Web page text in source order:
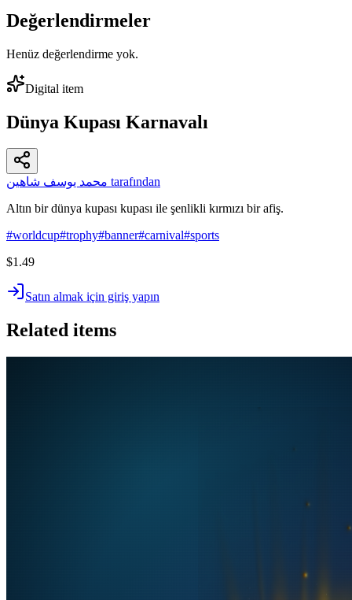
Değerlendirmeler
Henüz değerlendirme yok.
Digital item
Dünya Kupası Karnavalı
محمد يوسف شاهين tarafından
Altın bir dünya kupası kupası ile şenlikli kırmızı bir afiş.
#worldcup#trophy#banner#carnival#sports
$1.49
Satın almak için giriş yapın
Related items